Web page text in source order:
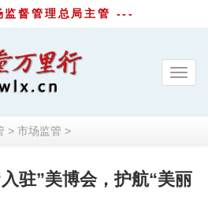
督管理总局主管 ---
> 市场监管 >
驻”美博会，护航“美丽